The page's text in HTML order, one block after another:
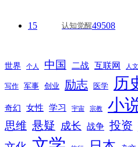
15 认知觉醒49508
世界 个人 中国 二战 互联网 人文
写作 军事 创业 励志 医学 历
奇幻 女性 学习 宇宙 宗教 小
思维 悬疑 成长 战争 投资